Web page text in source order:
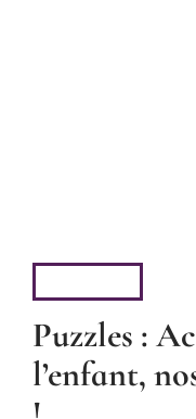
Puzzles :
l’enfant,